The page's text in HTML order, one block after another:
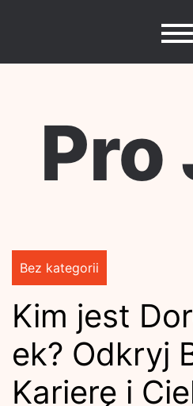
Pro
Bez kategorii
Kim jest
ek? Odkryj
Karierę i